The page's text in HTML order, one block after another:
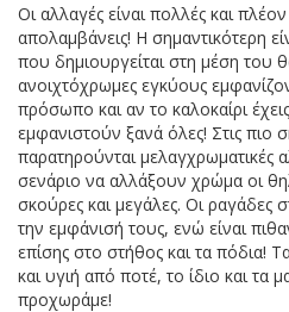
Οι αλλαγές είναι πολλές και πλέον
απολαμβάνεις! Η σημαντικότερη
που δημιουργείται στη μέση του
ανοιχτόχρωμες εγκύους
πρόσωπο και αν το καλοκαίρι
εμφανιστούν ξανά όλες! Στις πιο
παρατηρούνται μελαγχρωματικές
σενάριο να αλλάξουν χρώμα οι
σκούρες και μεγάλες. Οι ραγάδες
την εμφάνισή τους, ενώ είναι
επίσης στο στήθος και τα πόδια!
και υγιή από ποτέ, το ίδιο και τα
προχωράμε!